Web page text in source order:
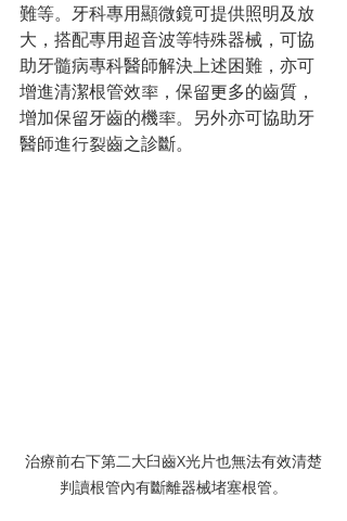
難等。牙科專用顯微鏡可提供照明及放
大，搭配專用超音波等特殊器械，可協
助牙髓病專科醫師解決上述困難，亦可
增進清潔根管效率，保留更多的齒質，
增加保留牙齒的機率。另外亦可協助牙
醫師進行裂齒之診斷。
治療前右下第二大臼齒X光片也無法有效清楚
判讀根管內有斷離器械堵塞根管。